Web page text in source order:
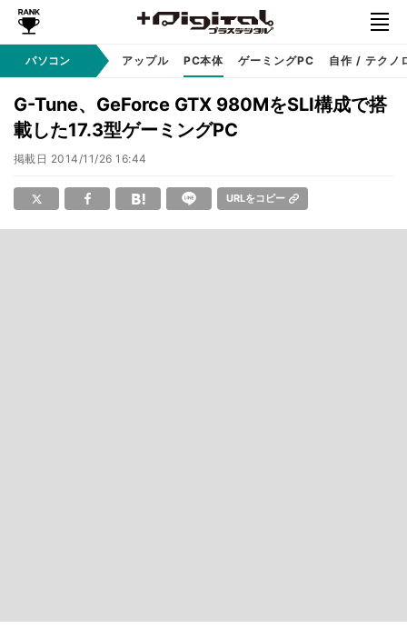
パソコンWindows アップル PC本体 ゲーミングPC 自作 / テクノ
G-Tune、GeForce GTX 980MをSLI構成で搭
載した17.3型ゲーミングPC
掲載日 2014/11/26 16:44
URLをコピー